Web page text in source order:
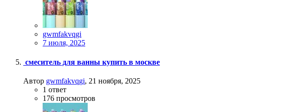
gwmfakvqgi
7 июля, 2025
смеситель для ванны купить в москве
Автор gwmfakvqgi, 21 ноября, 2025
1 ответ
176 просмотров